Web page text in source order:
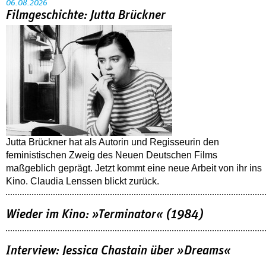
06.08.2026
Filmgeschichte: Jutta Brückner
Jutta Brückner hat als Autorin und Regisseurin den
feministischen Zweig des Neuen Deutschen Films
maßgeblich geprägt. Jetzt kommt eine neue Arbeit von ihr ins
Kino. Claudia Lenssen blickt zurück.
Wieder im Kino: »Terminator« (1984)
Interview: Jessica Chastain über »Dreams«